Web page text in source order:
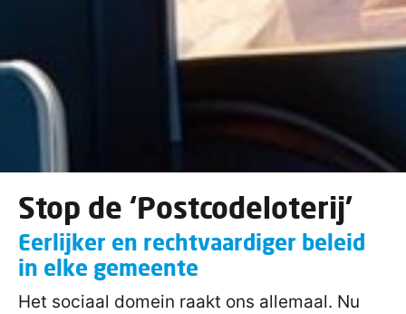
Stop de ‘Postcodeloterij’
Eerlijker en rechtvaardiger beleid
in elke gemeente
Het sociaal domein raakt ons allemaal. Nu